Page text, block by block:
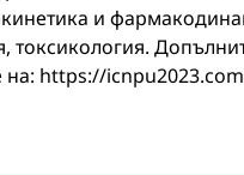
и
токсикология.
на: https://